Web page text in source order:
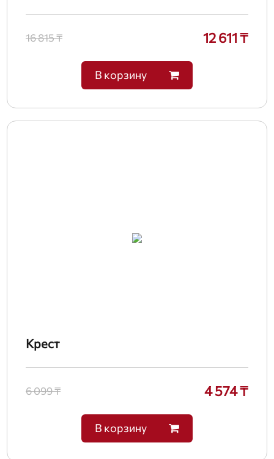
16 815 ₸ 12 611 ₸
В корзину
Крест
6 099 ₸ 4 574 ₸
В корзину